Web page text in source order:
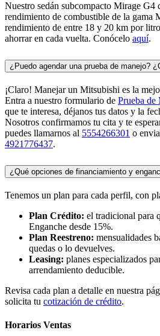
Nuestro sedán subcompacto Mirage G4
rendimiento de combustible de la gama
rendimiento de entre 18 y 20 km por
ahorrar en cada vuelta. Conócelo aquí.
¿Puedo agendar una prueba de manejo?
¡Claro! Manejar un Mitsubishi es la
Entra a nuestro formulario de Prueba de
que te interesa, déjanos tus datos y la
Nosotros confirmamos tu cita y te
puedes llamarnos al 5554266301 o
4921776437.
¿Qué opciones de financiamiento y
Tenemos un plan para cada perfil, con
Plan Crédito: el tradicional para
Enganche desde 15%.
Plan Reestreno: mensualidades
quedas o lo devuelves.
Leasing: planes especializados
arrendamiento deducible.
Revisa cada plan a detalle en nuestra
solicita tu cotización de crédito.
Horarios Ventas